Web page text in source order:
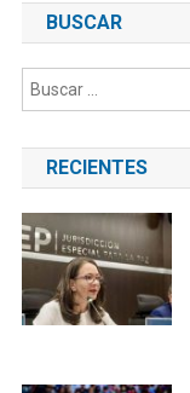
BUSCAR
RECIENTES